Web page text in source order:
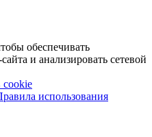
обеспечивать
и анализировать сетевой
cookie
использования